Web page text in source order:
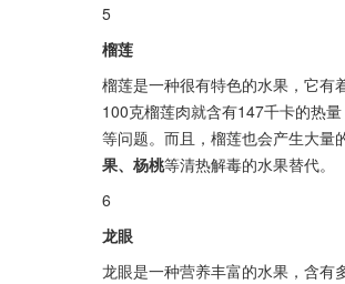
5
榴莲
榴莲是一种很有特色的水果，它有
100克榴莲肉就含有147千卡的热
等问题。而且，榴莲也会产生大量
果、杨桃等清热解毒的水果替代。
6
龙眼
龙眼是一种营养丰富的水果，含有